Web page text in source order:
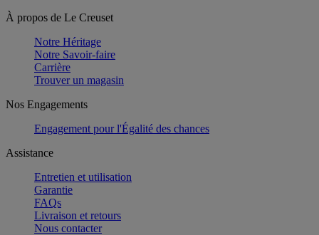
À propos de Le Creuset
Notre Héritage
Notre Savoir-faire
Carrière
Trouver un magasin
Nos Engagements
Engagement pour l'Égalité des chances
Assistance
Entretien et utilisation
Garantie
FAQs
Livraison et retours
Nous contacter